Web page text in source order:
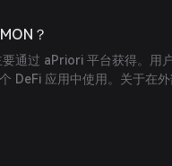
？
通过 aPriori 平台获得。用
DeFi 应用中使用。关于在